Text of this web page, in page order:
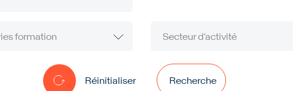
Recherche
Réinitialiser